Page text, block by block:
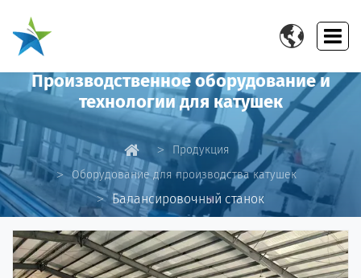

Производственное оборудование и
технологии для катушек
Продукция
Оборудование для производства катушек
Балансировочный станок